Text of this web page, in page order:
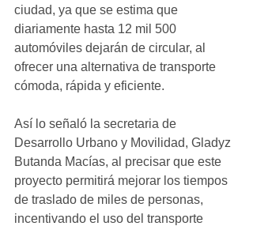
ciudad, ya que se estima que
diariamente hasta 12 mil 500
automóviles dejarán de circular, al
ofrecer una alternativa de transporte
cómoda, rápida y eficiente.
Así lo señaló la secretaria de
Desarrollo Urbano y Movilidad, Gladyz
Butanda Macías, al precisar que este
proyecto permitirá mejorar los tiempos
de traslado de miles de personas,
incentivando el uso del transporte